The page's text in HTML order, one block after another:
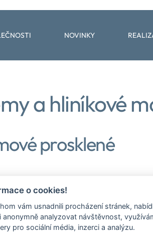
NOVINKY
a hliníkové
prosklené
o cookies!
vám usnadnili procházení stránek,
anonymně analyzovat návštěvnost,
pro sociální média, inzerci a analýzu.